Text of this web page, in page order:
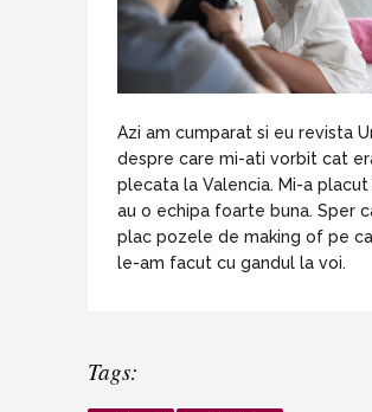
Azi am cumparat si eu revista
despre care mi-ati vorbit cat
plecata la Valencia. Mi-a placut
au o echipa foarte buna. Sper
plac pozele de making of pe
le-am facut cu gandul la voi.
Tags: